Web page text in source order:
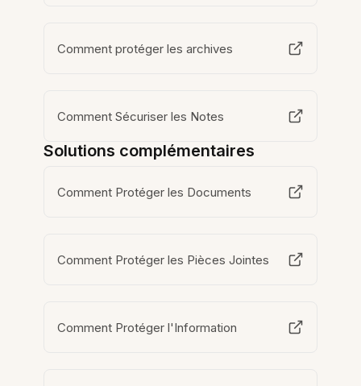
Comment protéger les archives
Comment Sécuriser les Notes
Solutions complémentaires
Comment Protéger les Documents
Comment Protéger les Pièces Jointes
Comment Protéger l'Information